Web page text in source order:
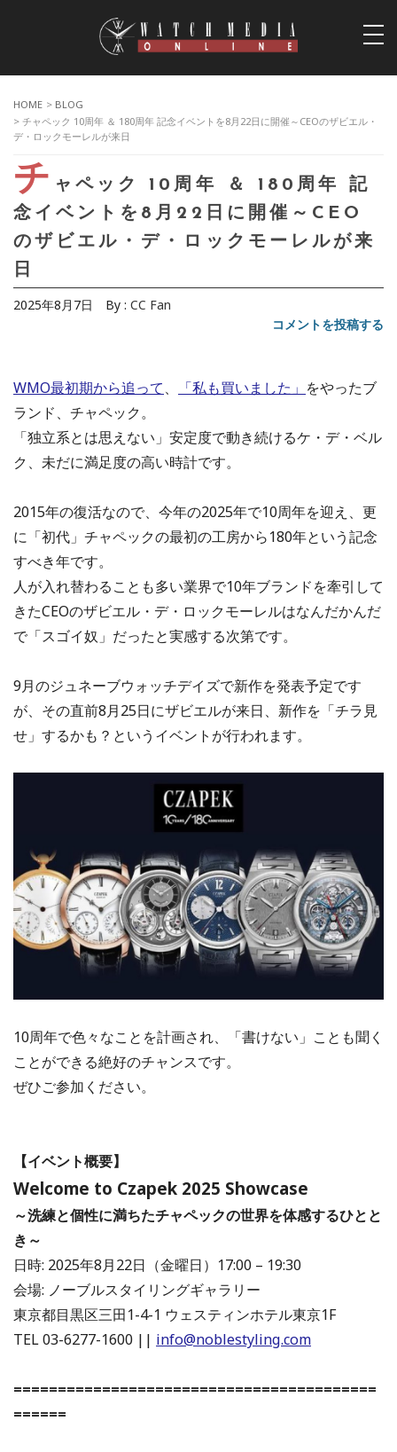
HOME > BLOG
> チャペック 10周年 ＆ 180周年 記念イベントを8月22日に開催～CEOのザビエル・
デ・ロックモーレルが来日
チ ャペック 10周年 ＆ 180周年 記
念イベントを8月22日に開催～CEO
のザビエル・デ・ロックモーレルが来
日
2025年8月7日 By : CC Fan
コメントを投稿する
WMO最初期から追って、 「私も買いました」 をやったブ
ランド、チャペック。
「独立系とは思えない」安定度で動き続けるケ・デ・ベル
ク、未だに満足度の高い時計です。
2015年の復活なので、今年の2025年で10周年を迎え、更
に「初代」チャペックの最初の工房から180年という記念
すべき年です。
人が入れ替わることも多い業界で10年ブランドを牽引して
きたCEOのザビエル・デ・ロックモーレルはなんだかんだ
で「スゴイ奴」だったと実感する次第です。
9月のジュネーブウォッチデイズで新作を発表予定です
が、その直前8月25日にザビエルが来日、新作を「チラ見
せ」するかも？というイベントが行われます。
10周年で色々なことを計画され、「書けない」ことも聞く
ことができる絶好のチャンスです。
ぜひご参加ください。
【イベント概要】
Welcome to Czapek 2025 Showcase
～洗練と個性に満ちたチャペックの世界を体感するひとと
き～
日時: 2025年8月22日（金曜日）17:00 – 19:30
会場: ノーブルスタイリングギャラリー
東京都目黒区三田1-4-1 ウェスティンホテル東京1F
TEL 03-6277-1600 || info@noblestyling.com
=========================================
======